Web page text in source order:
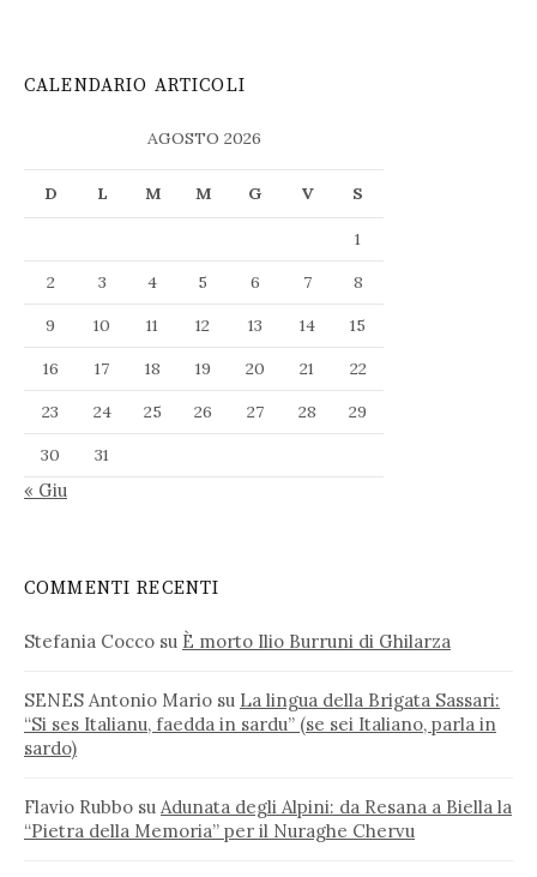
CALENDARIO ARTICOLI
AGOSTO 2026
D L M M G V S
1
2
3 4 5 6 7
8
9
10 11 12 13 14
15
16
17 18 19 20 21
22
23
24 25 26 27 28
29
30
31
« Giu
COMMENTI RECENTI
Stefania Cocco su È morto Ilio Burruni di Ghilarza
SENES Antonio Mario su La lingua della Brigata Sassari:
“Si ses Italianu, faedda in sardu” (se sei Italiano, parla in
sardo)
Flavio Rubbo su Adunata degli Alpini: da Resana a Biella la
“Pietra della Memoria” per il Nuraghe Chervu